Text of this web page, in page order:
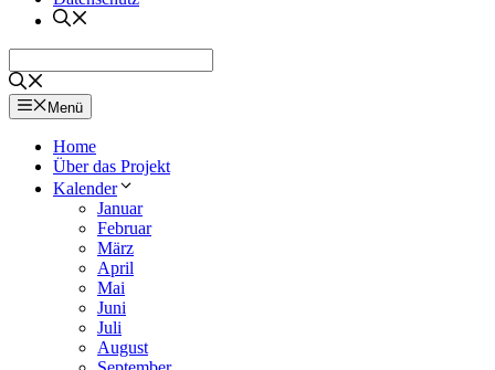
Menü
Home
Über das Projekt
Kalender
Januar
Februar
März
April
Mai
Juni
Juli
August